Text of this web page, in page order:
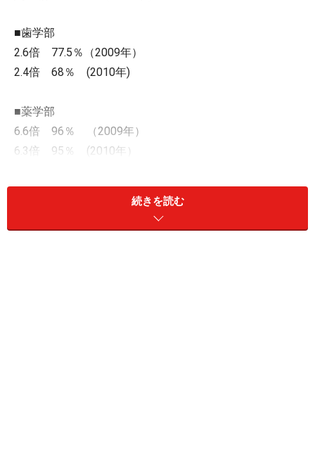
■歯学部
2.6倍 77.5％（2009年）
2.4倍 68％ (2010年)
■薬学部
6.6倍 96％ （2009年）
6.3倍 95％ (2010年）
■理工学部
7.8倍 107％(2009年）
8.5倍 110％(2010年）
続きを読む